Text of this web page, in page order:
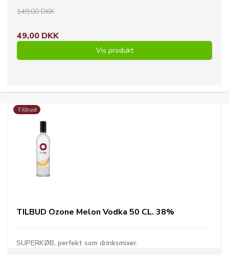
149,00 DKK
49,00 DKK
Vis produkt
Tilbud
TILBUD Ozone Melon Vodka 50 CL. 38%
SUPERKØB, perfekt som drinksmixer.